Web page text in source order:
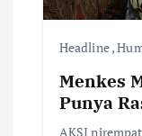
Headline,
Menkes
Punya
AKSI